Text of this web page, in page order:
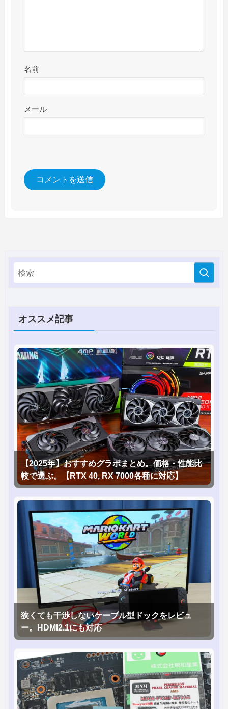
名前
メール
オススメ記事
【2025年】おすすめグラボまとめ。価格・性能比
較で選ぶ。【RTX 40, RX 7000各種に対応】
狭くても干渉しないケーブル型ドックをレビュ
ー。HDMI2.1にも対応